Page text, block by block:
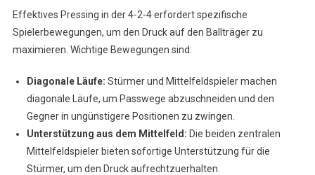
Effektives Pressing in der 4-2-4 erfordert spezifische
Spielerbewegungen, um den Druck auf den Ballträger zu
maximieren. Wichtige Bewegungen sind:
Diagonale Läufe: Stürmer und Mittelfeldspieler machen
diagonale Läufe, um Passwege abzuschneiden und den
Gegner in ungünstigere Positionen zu zwingen.
Unterstützung aus dem Mittelfeld: Die beiden zentralen
Mittelfeldspieler bieten sofortige Unterstützung für die
Stürmer, um den Druck aufrechtzuerhalten.